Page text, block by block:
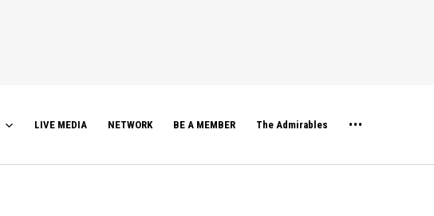
LIVE MEDIA NETWORK BE A MEMBER The Admirables